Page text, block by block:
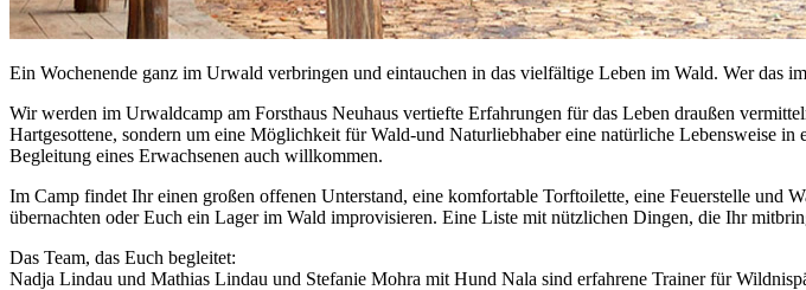
Ein Wochenende ganz im Urwald verbringen und eintauchen in das vielfältige Leben im Wald. Wer das
Wir werden im Urwaldcamp am Forsthaus Neuhaus vertiefte Erfahrungen für das Leben draußen
Hartgesottene, sondern um eine Möglichkeit für Wald-und Naturliebhaber eine natürliche Lebensweise
Begleitung eines Erwachsenen auch willkommen.
Im Camp findet Ihr einen großen offenen Unterstand, eine komfortable Torftoilette, eine Feuerstelle und
übernachten oder Euch ein Lager im Wald improvisieren. Eine Liste mit nützlichen Dingen, die Ihr
Das Team, das Euch begleitet:
Nadja Lindau und Mathias Lindau und Stefanie Mohra mit Hund Nala sind erfahrene Trainer für